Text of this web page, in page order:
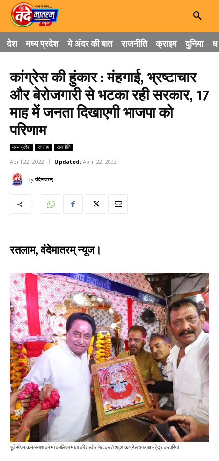
देश मध्य प्रदेश ये अंदर की बात राजनीति क्राइम दुनिया
कांग्रेस की हुंकार : मंहगाई, भ्रष्टाचार
और बेरोजगारी से भटका रही सरकार, 17
माह में जनता दिखाएगी भाजपा को
परिणाम
मध्य प्रदेश रतलाम राजनीति
April 22, 2022 Updated: April 22, 2022
By वंदेमातरम्
रतलाम, वंदेमातरम् न्यूज।
पूर्व सीएम कमलनाथ को मां कालिका माता की तस्वीर भेंट करते शहर कांग्रेस अध्यक्ष महेंद्र कटारिया।